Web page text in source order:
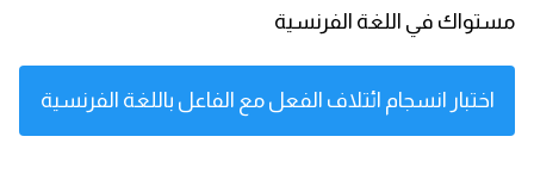
مستواك في اللغة الفرنسية
اختبار انسجام ائتلاف الفعل مع الفاعل باللغة الفرنسية